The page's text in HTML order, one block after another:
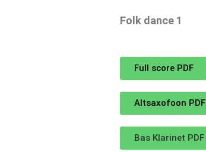
Folk dance 1
Full score PDF
Altsaxofoon PDF
Bas Klarinet PDF